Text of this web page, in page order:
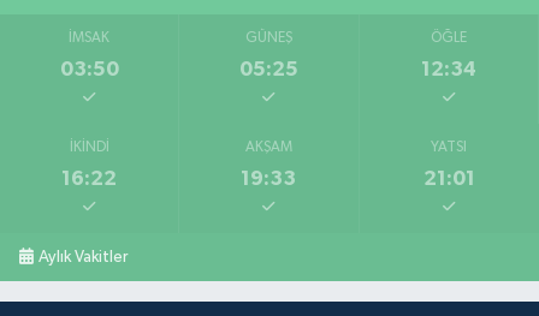
İMSAK
03:50
GÜNEŞ
05:25
ÖĞLE
12:34
İKINDI
16:22
AKŞAM
19:33
YATSI
21:01
Aylık Vakitler